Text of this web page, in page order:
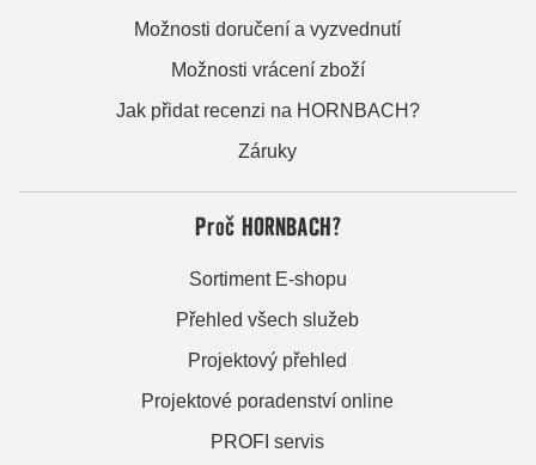
Možnosti doručení a vyzvednutí
Možnosti vrácení zboží
Jak přidat recenzi na HORNBACH?
Záruky
Proč HORNBACH?
Sortiment E-shopu
Přehled všech služeb
Projektový přehled
Projektové poradenství online
PROFI servis